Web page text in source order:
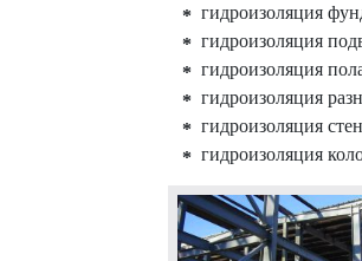
гидроизоляция
гидроизоляция
гидроизоляция
гидроизоляция
гидроизоляция
гидроизоляция